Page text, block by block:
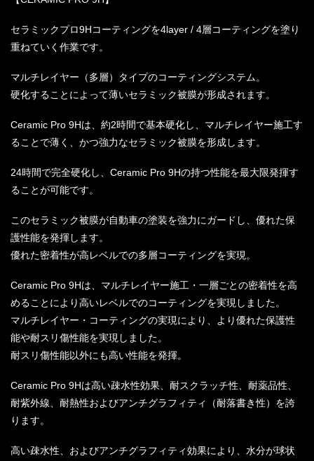
セラミックプロ9Hコーティングを4layer / 4層コーティングを塗り
重ねていく作業です。
マルチレイヤー（多層）タイプのコーティングシステム。
硬化することによって薄いセラミック被膜が形成されます。
Ceramic Pro 9Hは、約2時間で基本硬化し、マルチレイヤー施工す
ることで薄く、かつ強力なセラミック被膜を形成します。
24時間で完全硬化し、Ceramic Pro 9Hの持つ性能を最大限発揮す
ることが可能です。
このセラミック被膜が自動車の塗装を強力にガードし、優れた保
護性能を発揮します。
優れた密着性が高レベルでの多層コーティングを実現。
Ceramic Pro 9Hは、マルチレイヤー施工・一層ごとの密着性を高
めることにより高いレベルでのコーティングを実現しました。
マルチレイヤー・コーティングの実現により、より優れた保護性
能や耐スリ傷性能を実現しました。
耐スリ傷性能以外にも高い性能を発揮。
Ceramic Pro 9Hは高い疎水性効果、耐スクラッチ性、耐薬品性、
耐紫外線、耐熱性およびアンチグラフィティ（耐落書き性）を誇
ります。
高い疎水性、およびアンチグラフィティ効果により、水分が球状